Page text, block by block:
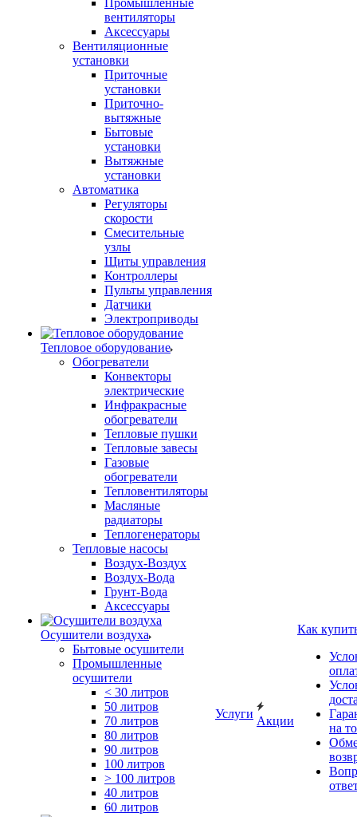
Промышленные
вентиляторы
Аксессуары
Вентиляционные
установки
Приточные
установки
Приточно-
вытяжные
Бытовые
установки
Вытяжные
установки
Автоматика
Регуляторы
скорости
Смесительные
узлы
Щиты управления
Контроллеры
Пульты управления
Датчики
Электроприводы
Тепловое оборудование
Обогреватели
Конвекторы
электрические
Инфракрасные
обогреватели
Тепловые пушки
Тепловые завесы
Газовые
обогреватели
Тепловентиляторы
Масляные
радиаторы
Теплогенераторы
Тепловые насосы
Воздух-Воздух
Воздух-Вода
Грунт-Вода
Аксессуары
Осушители воздуха
Бытовые осушители
Промышленные
осушители
< 30 литров
50 литров
70 литров
80 литров
90 литров
100 литров
> 100 литров
40 литров
60 литров
Услуги
Акции
Как
на